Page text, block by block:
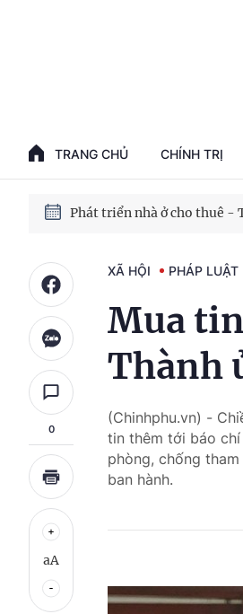
TRANG CHỦ CHÍNH TRỊ
Phát triển kinh tế nhà
Phát triển nhà ở cho thuê -
0
aA
XÃ HỘI PHÁP LUẬT
Mua
Thành
(Chinhphu.vn) -
tin thêm tới báo
phòng, chống
ban hành.